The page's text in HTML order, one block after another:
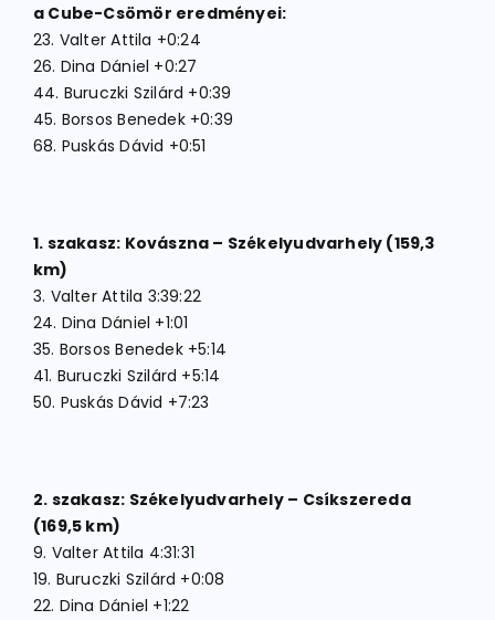
a Cube-Csömör eredményei:
23. Valter Attila +0:24
26. Dina Dániel +0:27
44. Buruczki Szilárd +0:39
45. Borsos Benedek +0:39
68. Puskás Dávid +0:51
1. szakasz: Kovászna – Székelyudvarhely (159,3
km)
3. Valter Attila 3:39:22
24. Dina Dániel +1:01
35. Borsos Benedek +5:14
41. Buruczki Szilárd +5:14
50. Puskás Dávid +7:23
2. szakasz: Székelyudvarhely – Csíkszereda
(169,5 km)
9. Valter Attila 4:31:31
19. Buruczki Szilárd +0:08
22. Dina Dániel +1:22